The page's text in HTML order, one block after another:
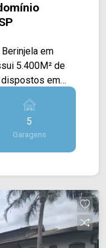
em
dispostos em
cozinha e
externo e 01
sendo 03
Salto Grande
a sua visita!!
ARBIX
5
Garagens